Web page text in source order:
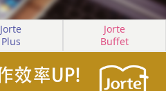
Jorte
Plus
Jorte
Buffet